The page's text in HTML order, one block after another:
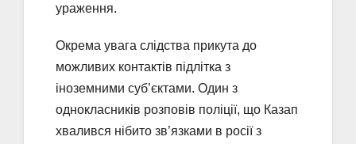
ураження.
Окрема увага слідства прикута до
можливих контактів підлітка з
іноземними суб’єктами. Один з
однокласників розповів поліції, що Казап
хвалився нібито зв’язками в росії з